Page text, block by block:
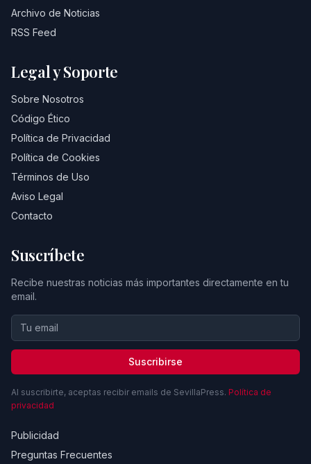
Archivo de Noticias
RSS Feed
Legal y Soporte
Sobre Nosotros
Código Ético
Política de Privacidad
Política de Cookies
Términos de Uso
Aviso Legal
Contacto
Suscríbete
Recibe nuestras noticias más importantes directamente en tu
email.
Suscribirse
Al suscribirte, aceptas recibir emails de SevillaPress. Política de
privacidad
Publicidad
Preguntas Frecuentes